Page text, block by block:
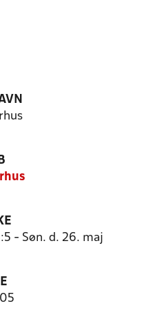
- Søn. d. 26. maj